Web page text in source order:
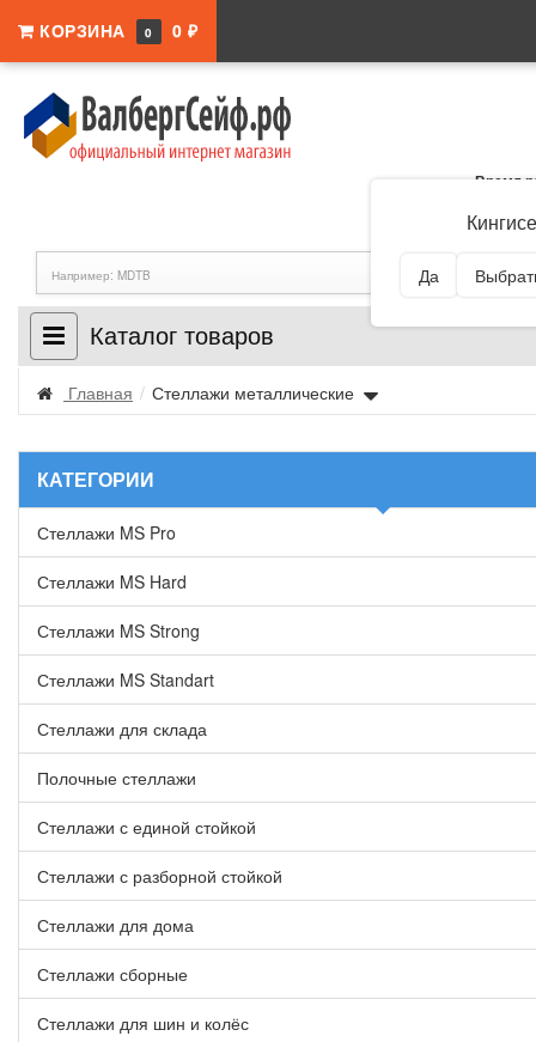
КОРЗИНА 0 0 ₽
Да
Время
Каталог товаров
Главная / Стеллажи металлические
КАТЕГОРИИ
Стеллажи MS Pro
Стеллажи MS Hard
Стеллажи MS Strong
Стеллажи MS Standart
Стеллажи для склада
Полочные стеллажи
Стеллажи с единой стойкой
Стеллажи с разборной стойкой
Стеллажи для дома
Стеллажи сборные
Стеллажи для шин и колёс